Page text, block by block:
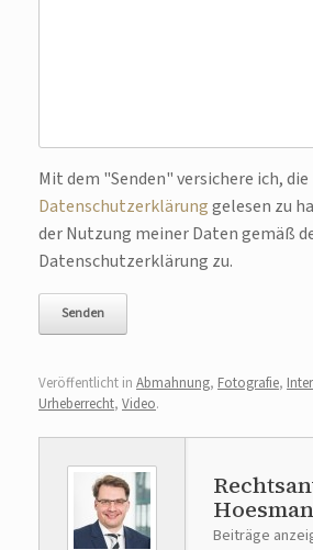
Bitte lasse dieses Feld leer.
Mit dem "Senden" versichere ich, die
Datenschutzerklärunggelesen zu
der Nutzung meiner Daten gemäß
Datenschutzerklärung zu.
Veröffentlicht in Abmahnung, Fotografie,
Urheberrecht, Video.
Beiträge